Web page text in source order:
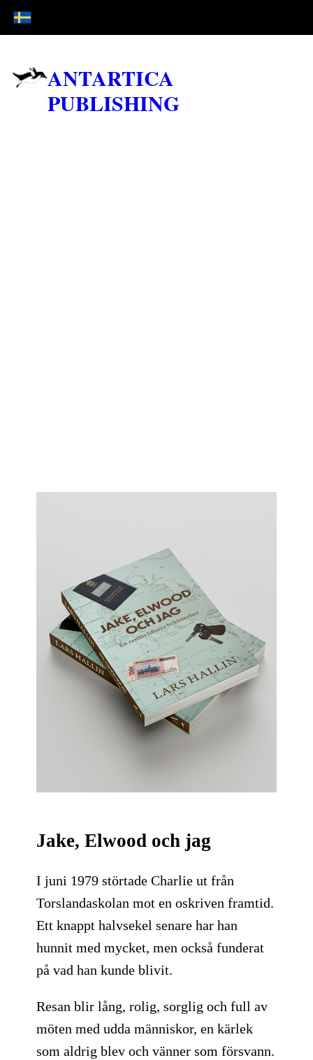
ANTARTICA
PUBLISHING
Jake, Elwood och jag
I juni 1979 störtade Charlie ut från
Torslandaskolan mot en oskriven framtid.
Ett knappt halvsekel senare har han
hunnit med mycket, men också funderat
på vad han kunde blivit.
Resan blir lång, rolig, sorglig och full av
möten med udda människor, en kärlek
som aldrig blev och vänner som försvann.